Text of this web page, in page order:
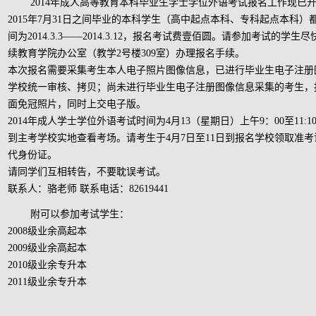
2014年成人高等教育本科毕业生学士学位外语考试报名工作现已
2015年7月31日之间毕业的本科学生（高中起点本科、专科起点本科）
间为2014.3.3——2014.3.12，报名考试费壹佰圆。请参加考试的学生尽
续教育学院办公室（教学2号楼309室）办理报名手续。
本次报名需要采集考生本人电子照片图像信息，已进行毕业生电子注
学校统一审核、拷贝；尚未进行毕业生电子注册图像信息采集的考生
面免冠照片，同时上交电子版。
2014年成人学士学位外语考试时间为4月13（星期日）上午9：00至
到主考学校实地查看考场。请考生于4月7日至11日到报名学校领取准
代身份证。
请同学们互相转告，不要耽误考试。
联系人：骆老师 联系电话：82619441
附可以参加考试学生：
2008级业余高起本
2009级业余高起本
2010级业余专升本
2011级业余专升本